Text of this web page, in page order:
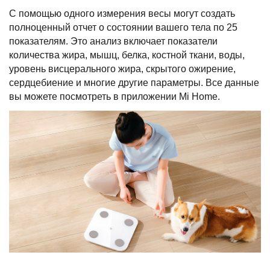
С помощью одного измерения весы могут создать
полноценный отчет о состоянии вашего тела по 25
показателям. Это анализ включает показатели
количества жира, мышц, белка, костной ткани, воды,
уровень висцерального жира, скрытого ожирение,
сердцебиение и многие другие параметры. Все данные
вы можете посмотреть в приложении Mi Home.